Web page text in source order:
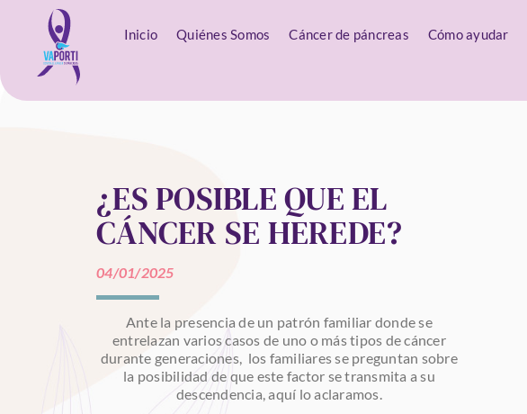
Inicio Quiénes Somos Cáncer de páncreas Cómo ayudar
¿ES POSIBLE QUE EL
CÁNCER SE HEREDE?
04/01/2025
Ante la presencia de un patrón familiar donde se
entrelazan varios casos de uno o más tipos de cáncer
durante generaciones, los familiares se preguntan sobre
la posibilidad de que este factor se transmita a su
descendencia, aquí lo aclaramos.